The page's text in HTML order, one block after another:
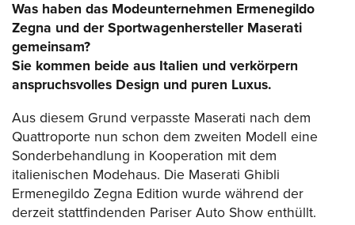
Was haben das Modeunternehmen Ermenegildo
Zegna und der Sportwagenhersteller Maserati
gemeinsam?
Sie kommen beide aus Italien und verkörpern
anspruchsvolles Design und puren Luxus.
Aus diesem Grund verpasste Maserati nach dem
Quattroporte nun schon dem zweiten Modell eine
Sonderbehandlung in Kooperation mit dem
italienischen Modehaus. Die Maserati Ghibli
Ermenegildo Zegna Edition wurde während der
derzeit stattfindenden Pariser Auto Show enthüllt.